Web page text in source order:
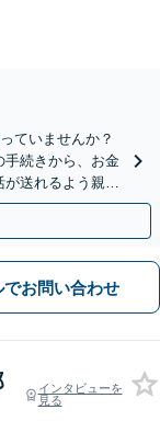
ていませんか？
手続きから、お金
送れるよう親身
でお問い合わせ
インタビューを
見る